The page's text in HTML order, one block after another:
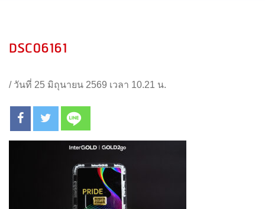
DSC06161
/ วันที่ 25 มิถุนายน 2569 เวลา 10.21 น.